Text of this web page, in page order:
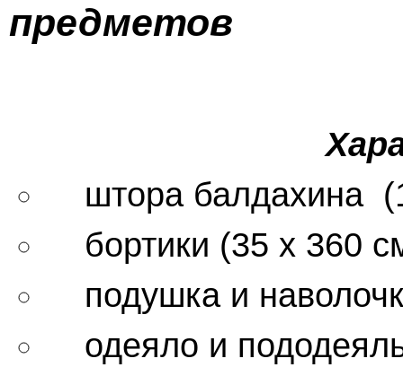
предметов
штора балдахина
бортики (35 х 360
подушка и
одеяло и